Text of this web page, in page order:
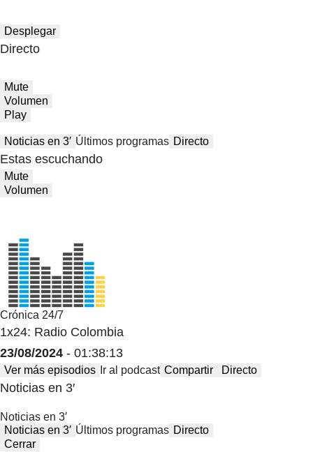
Desplegar
Directo
Mute
Volumen
Play
Noticias en 3′ Últimos programas Directo
Estas escuchando
Mute
Volumen
Crónica 24/7
1x24: Radio Colombia
23/08/2024 - 01:38:13
Ver más episodios Ir al podcast Compartir Directo
Noticias en 3′
Noticias en 3′
Noticias en 3′ Últimos programas Directo
Cerrar